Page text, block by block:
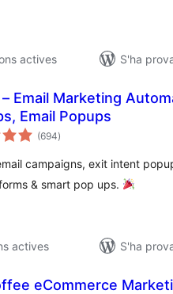
actives
S'ha
Email Marketing
Email Popups
(694puntuacions
totals
)
campaigns, exit intent
& smart pop ups.
actives
S'ha
eCommerce